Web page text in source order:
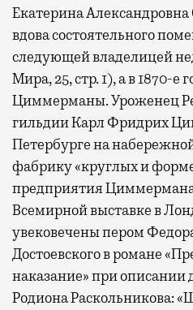
Екатерина
вдова состоятельного
следующей владелицей
Мира, 25, стр. 1), а в 1870-
Циммерманы. Уроженец
гильдии Карл Фридрих
Петербурге на
фабрику «круглых и
предприятия Циммермана
Всемирной выставке в
увековечены пером
Достоевского в романе
наказание» при описании
Родиона Раскольникова: